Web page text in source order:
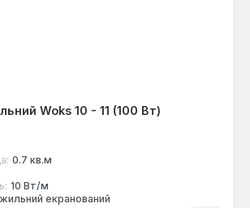
Woks 10 - 11 (100 Вт)
0.7 кв.м
10 Вт/м
екранований